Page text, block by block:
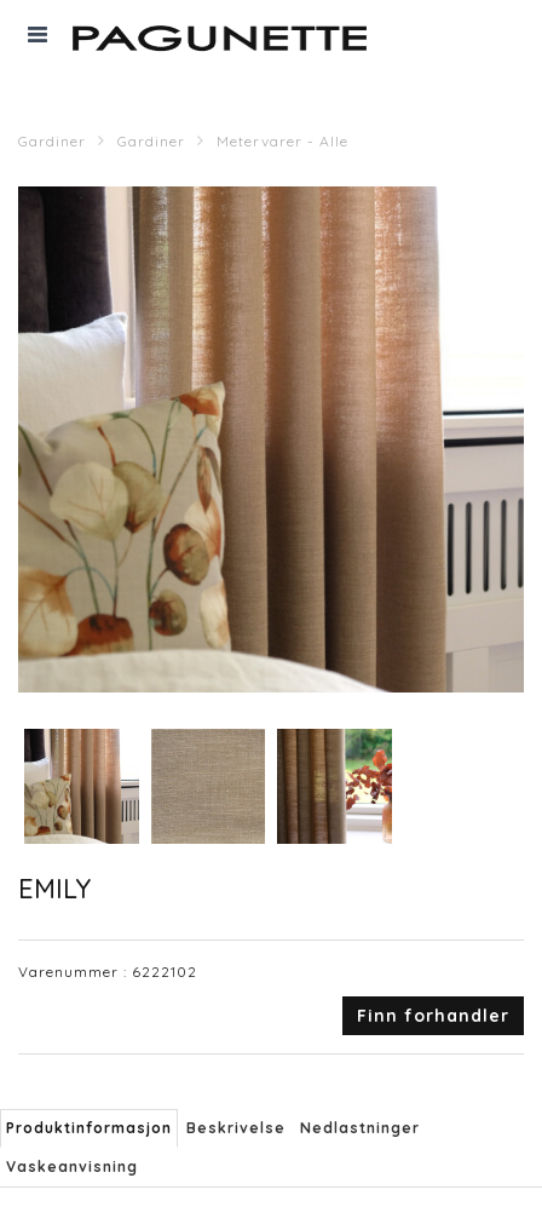
Gardiner Gardiner Metervarer - Alle
EMILY
Varenummer : 6222102
Finn forhandler
Produktinformasjon Beskrivelse Nedlastninger
Vaskeanvisning